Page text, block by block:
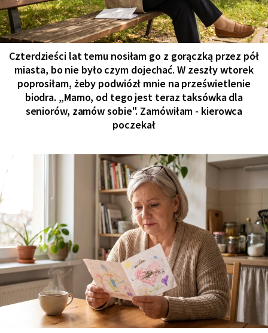
Czterdzieści lat temu nosiłam go z gorączką przez pół
miasta, bo nie było czym dojechać. W zeszły wtorek
poprosiłam, żeby podwiózł mnie na prześwietlenie
biodra. „Mamo, od tego jest teraz taksówka dla
seniorów, zamów sobie". Zamówiłam - kierowca
poczekał